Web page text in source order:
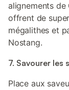
alignements de
offrent de
mégalithes et
Nostang.
7. Savourer les
Place aux